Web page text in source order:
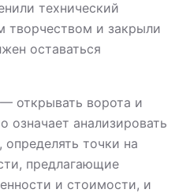
технический
творчеством и закрыли
оставаться
открывать ворота и
означает анализировать
определять точки на
предлагающие
и стоимости, и